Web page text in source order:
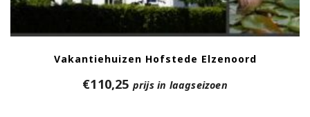
Vakantiehuizen Hofstede Elzenoord
€110,25 prijs in laagseizoen